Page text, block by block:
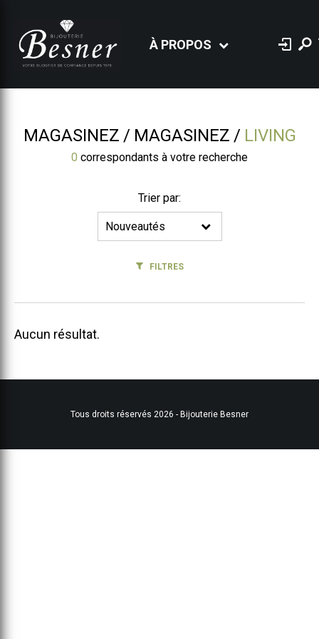
À PROPOS
MAGASINEZ MAGASINEZ LIVING
0 correspondants à votre recherche
Trier par:
FILTRES
Aucun résultat.
Tous droits réservés 2026 - Bijouterie Besner